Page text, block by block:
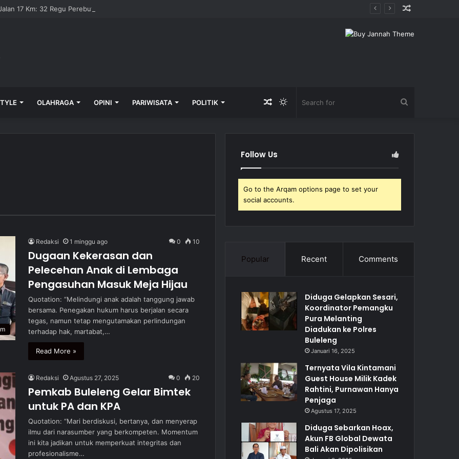
17 Km: 32 Regu Perebutkan Rp 82,5 Juta
OLAHRAGA OPINI PARIWISATA POLITIK Switch
Random
Redaksi 1 minggu ago 0 10
Dugaan Kekerasan dan
Pelecehan Anak di Lembaga
Pengasuhan Masuk Meja Hijau
Quotation: “Melindungi anak adalah tanggung jawab
bersama. Penegakan hukum harus berjalan secara
tegas, namun tetap mengutamakan perlindungan
terhadap hak, martabat,…
Read More »
Redaksi Agustus 27, 2025 0 20
Pemkab Buleleng Gelar Bimtek
untuk PA dan KPA
Quotation: “Mari berdiskusi, bertanya, dan menyerap
ilmu dari narasumber yang berkompeten. Momentum
ini kita jadikan untuk memperkuat integritas dan
profesionalisme…
Follow Us
Go to the Arqam options page to set your
social accounts.
Popular Recent Comments
Diduga Gelapkan Sesari,
Koordinator Pemangku
Pura Melanting
Diadukan ke Polres
Buleleng
Januari 16, 2025
Ternyata Vila Kintamani
Guest House Milik Kadek
Rahtini, Purnawan Hanya
Penjaga
Agustus 17, 2025
Diduga Sebarkan Hoax,
Akun FB Global Dewata
Bali Akan Dipolisikan